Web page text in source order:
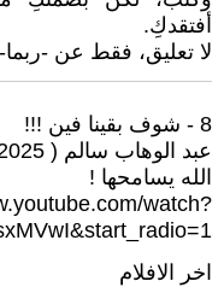
أفتقدكِ.
لا تعليق، فقط عن -
8 - شوف بقينا فين !!!
عبد الوهاب سالم ( 2025 / 11 / 15 - 12:12 )
الله يسامحها !
watch?
اخر الافلام